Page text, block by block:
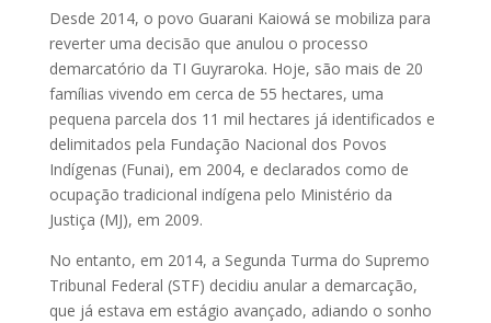
Desde 2014, o povo Guarani Kaiowá se mobiliza para
reverter uma decisão que anulou o processo
demarcatório da TI Guyraroka. Hoje, são mais de 20
famílias vivendo em cerca de 55 hectares, uma
pequena parcela dos 11 mil hectares já identificados e
delimitados pela Fundação Nacional dos Povos
Indígenas (Funai), em 2004, e declarados como de
ocupação tradicional indígena pelo Ministério da
Justiça (MJ), em 2009.
No entanto, em 2014, a Segunda Turma do Supremo
Tribunal Federal (STF) decidiu anular a demarcação,
que já estava em estágio avançado, adiando o sonho